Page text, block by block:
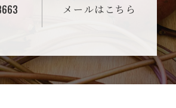
メールはこちら